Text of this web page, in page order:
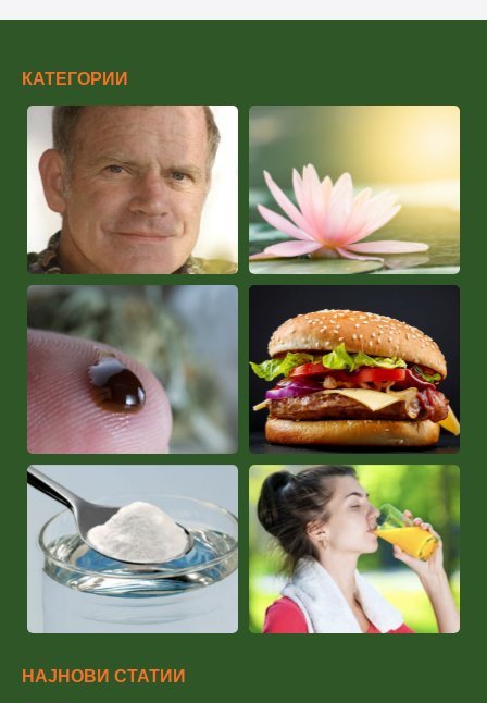
КАТЕГОРИИ
НАЈНОВИ СТАТИИ